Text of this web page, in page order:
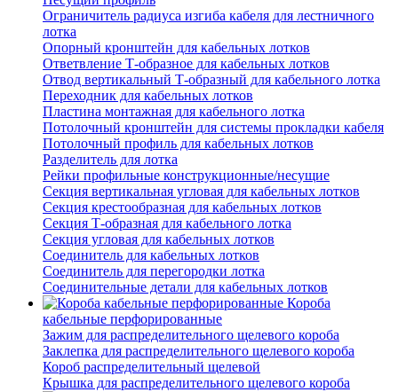
Ограничитель радиуса изгиба кабеля для лестничного
лотка
Опорный кронштейн для кабельных лотков
Ответвление Т-образное для кабельных лотков
Отвод вертикальный Т-образный для кабельного лотка
Переходник для кабельных лотков
Пластина монтажная для кабельного лотка
Потолочный кронштейн для системы прокладки кабеля
Потолочный профиль для кабельных лотков
Разделитель для лотка
Рейки профильные конструкционные/несущие
Секция вертикальная угловая для кабельных лотков
Секция крестообразная для кабельных лотков
Секция Т-образная для кабельного лотка
Секция угловая для кабельных лотков
Соединитель для кабельных лотков
Соединитель для перегородки лотка
Соединительные детали для кабельных лотков
Короба
кабельные перфорированные
Зажим для распределительного щелевого короба
Заклепка для распределительного щелевого короба
Короб распределительный щелевой
Крышка для распределительного щелевого короба